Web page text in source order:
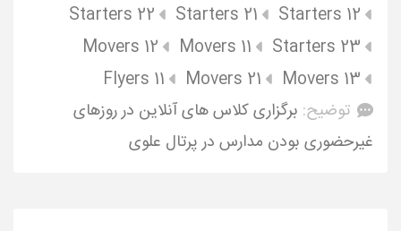
Starters 12
Starters 21
Starters 22
Starters 23
Movers 11
Movers 12
Movers 13
Movers 21
Flyers 11
توضیح: برگزاری کلاس های آنلاین در روزهای
غیرحضوری بودن مدارس در پرتال علوی